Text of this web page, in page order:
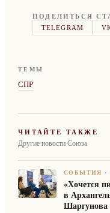
ПОДЕЛИТЬСЯ
TELEGRAM
ТЕМЫ
СПР
ЧИТАЙТЕ ТАКЖЕ
Другие новости Союза
СОБЫТИЯ ·
«Хочется
в
Шаргунова